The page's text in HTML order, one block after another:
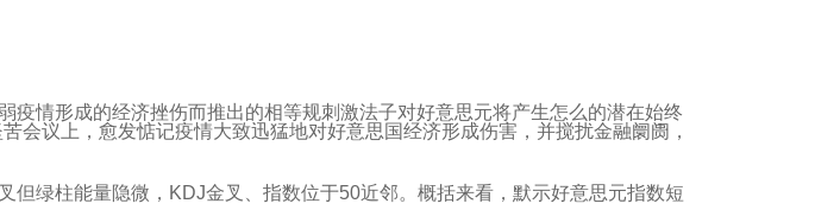
情形成的经济挫伤而推出的相等规刺激法子对好意思元将产生怎么的潜在始终
议上，愈发惦记疫情大致迅猛地对好意思国经济形成伤害，并搅扰金融阛阓，
绿柱能量隐微，KDJ金叉、指数位于50近邻。概括来看，默示好意思元指数短